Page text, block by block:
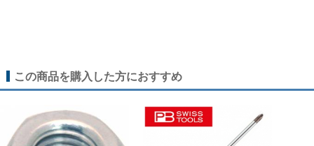
この商品を購入した方におすすめ